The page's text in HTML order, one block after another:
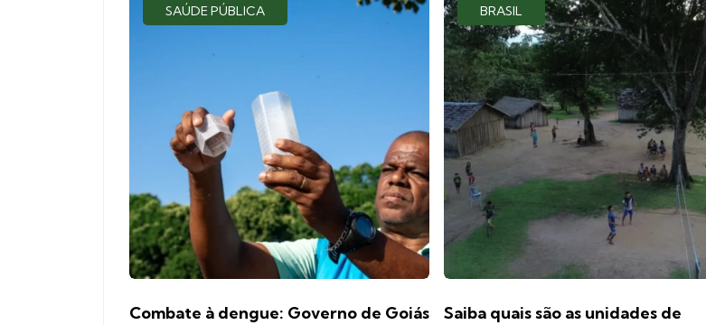
SAÚDE PÚBLICA
Combate à dengue: Governo de Goiás
BRASIL
Saiba quais são as unidades de